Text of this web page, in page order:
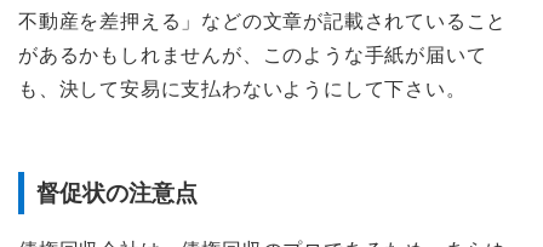
不動産を差押える」などの文章が記載されていること
があるかもしれませんが、このような手紙が届いて
も、決して安易に支払わないようにして下さい。
督促状の注意点